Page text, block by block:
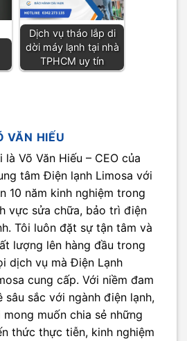
Dịch vụ tháo lắp di
dời máy lạnh tại nhà
TPHCM uy tín
VĂN HIẾU
là Võ Văn Hiếu – CEO của
tâm Điện lạnh Limosa với
10 năm kinh nghiệm trong
vực sửa chữa, bảo trì điện
Tôi luôn đặt sự tận tâm và
lượng lên hàng đầu trong
dịch vụ mà Điện Lạnh
cung cấp. Với niềm đam
sâu sắc với ngành điện lạnh,
mong muốn chia sẻ những
thức thực tiễn, kinh nghiệm